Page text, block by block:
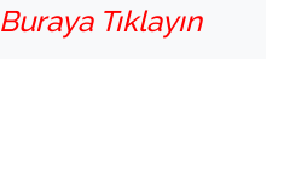
Buraya Tıklayın